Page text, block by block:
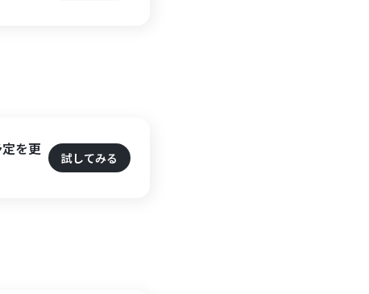
を更
試してみる